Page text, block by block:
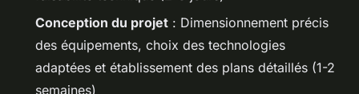
Conception du projet : Dimensionnement précis
des équipements, choix des technologies
adaptées et établissement des plans détaillés (1-2
semaines)